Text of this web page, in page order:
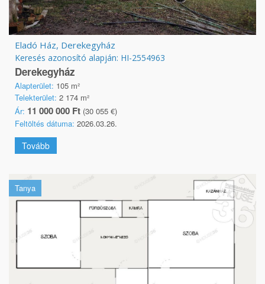
Eladó Ház, Derekegyház
Keresés azonosító alapján: HI-2554963
Derekegyház
Alapterület: 105 m²
Telekterület: 2 174 m²
Ár: 11 000 000 Ft (30 055 €)
Feltöltés dátuma: 2026.03.26.
Tovább
Tanya